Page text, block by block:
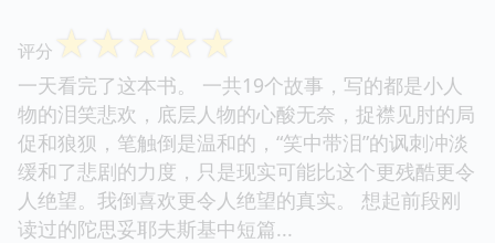
评分 ☆☆☆☆☆
一天看完了这本书。 一共19个故事，写的都是小人
物的泪笑悲欢，底层人物的心酸无奈，捉襟见肘的局
促和狼狈，笔触倒是温和的，“笑中带泪”的讽刺冲淡
缓和了悲剧的力度，只是现实可能比这个更残酷更令
人绝望。我倒喜欢更令人绝望的真实。 想起前段刚
读过的陀思妥耶夫斯基中短篇...